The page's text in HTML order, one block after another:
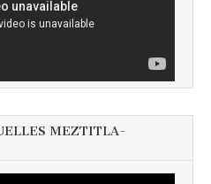
MEZTITLA-